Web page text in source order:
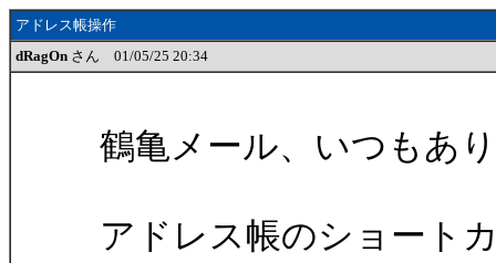
アドレス帳操作
dRagOn さん 01/05/25 20:34
鶴亀メール、いつもあ
アドレス帳のショート